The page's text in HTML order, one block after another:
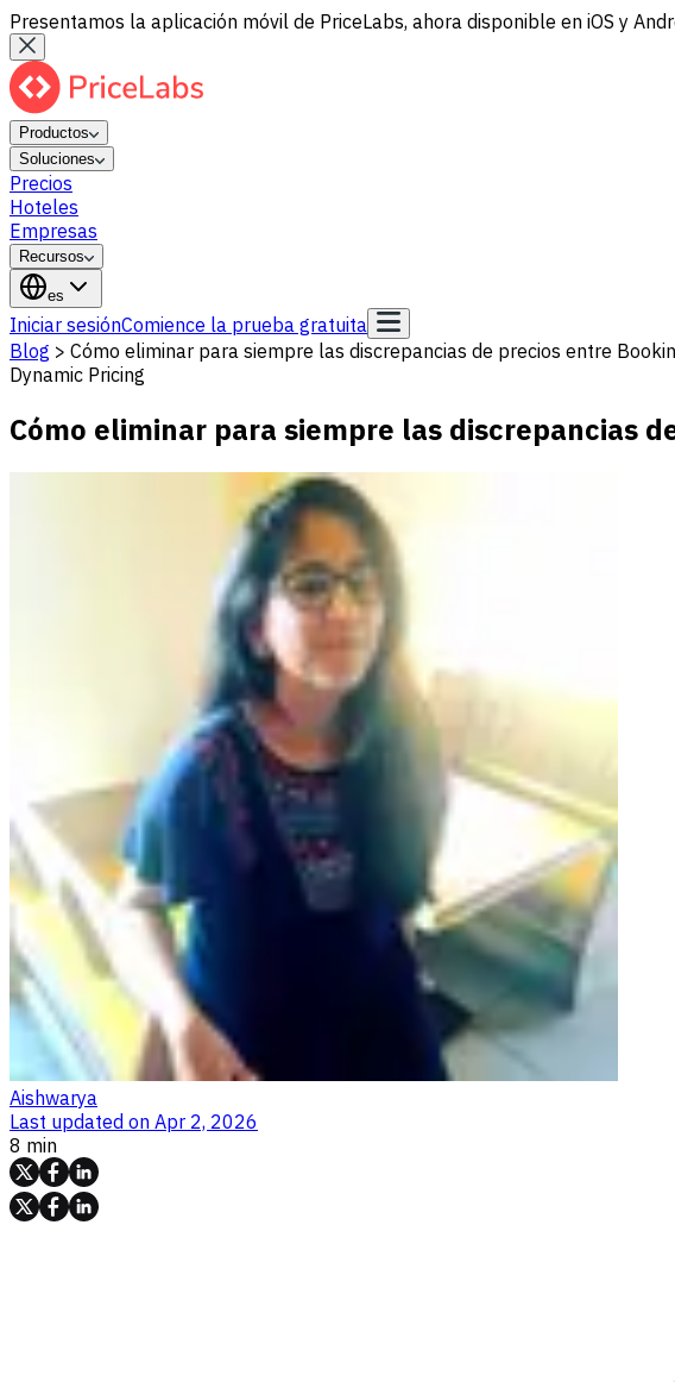
Presentamos la aplicación móvil de PriceLabs, ahora disponible en iOS y
Productos
Soluciones
Precios
Hoteles
Empresas
Recursos
es
Iniciar sesiónComience la prueba gratuita
Blog > Cómo eliminar para siempre las discrepancias de precios entre
Dynamic Pricing
Cómo eliminar para siempre las discrepancias
Aishwarya
Last updated on Apr 2, 2026
8 min